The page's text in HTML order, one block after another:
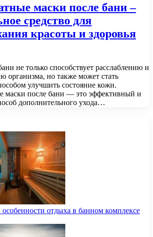
маски после бани –
средство для
красоты и здоровья
не только способствует расслаблению и
организма, но также может стать
улучшить состояние кожи.
маски после бани — это эффективный и
дополнительного ухода…
отдыха в банном комплексе